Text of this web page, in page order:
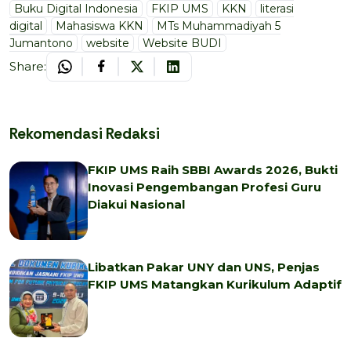
Buku Digital Indonesia FKIP UMS KKN
literasi
digital
Mahasiswa KKN
MTs Muhammadiyah 5
Jumantono
website Website BUDI
Share:
Rekomendasi Redaksi
FKIP UMS Raih SBBI Awards 2026, Bukti
Inovasi Pengembangan Profesi Guru
Diakui Nasional
Libatkan Pakar UNY dan UNS, Penjas
FKIP UMS Matangkan Kurikulum Adaptif